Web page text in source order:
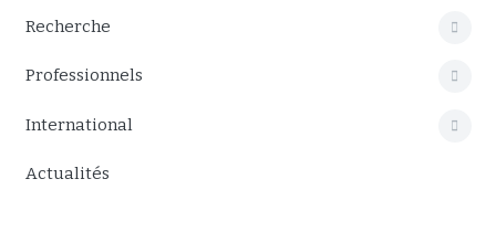
Recherche
Professionnels
International
Actualités